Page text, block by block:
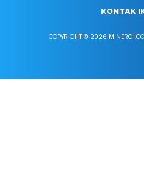
KONTAK
COPYRIGHT © 2026